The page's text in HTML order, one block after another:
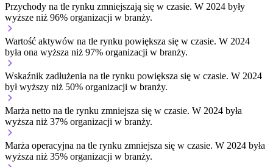
Przychody na tle rynku zmniejszają się w czasie. W 2024 były
wyższe niż 96% organizacji w branży.
Wartość aktywów na tle rynku powiększa się w czasie. W 2024
była ona wyższa niż 97% organizacji w branży.
Wskaźnik zadłużenia na tle rynku powiększa się w czasie. W 2024
był wyższy niż 50% organizacji w branży.
Marża netto na tle rynku zmniejsza się w czasie. W 2024 była
wyższa niż 37% organizacji w branży.
Marża operacyjna na tle rynku zmniejsza się w czasie. W 2024 była
wyższa niż 35% organizacji w branży.